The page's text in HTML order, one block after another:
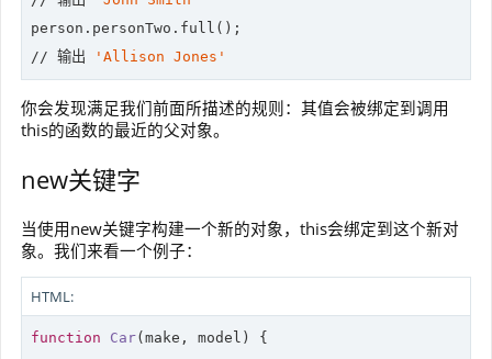
// 输出 'Allison Jones'
你会发现满足我们前面所描述的规则：其值会被绑定到调用
this的函数的最近的父对象。
new关键字
当使用new关键字构建一个新的对象，this会绑定到这个新对
象。我们来看一个例子：
HTML:
function Car( make, model ) {